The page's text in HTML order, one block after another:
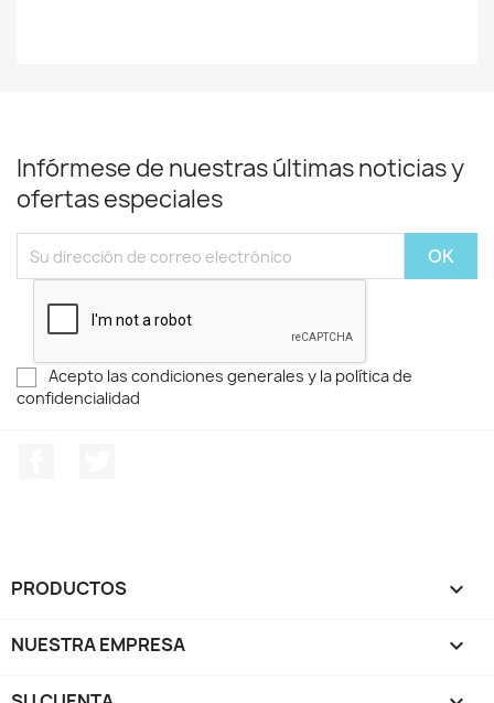
Infórmese de nuestras últimas noticias y
ofertas especiales
Acepto las condiciones generales y la política de
confidencialidad
PRODUCTOS 
NUESTRA EMPRESA 